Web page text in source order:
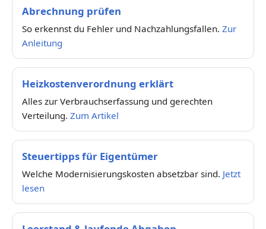
Abrechnung prüfen
So erkennst du Fehler und Nachzahlungsfallen. Zur
Anleitung
Heizkostenverordnung erklärt
Alles zur Verbrauchserfassung und gerechten
Verteilung. Zum Artikel
Steuertipps für Eigentümer
Welche Modernisierungskosten absetzbar sind. Jetzt
lesen